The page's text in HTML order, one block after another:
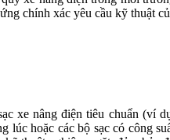
chính xác yêu cầu kỹ thuật
xe nâng điện tiêu chuẩn (ví
lúc hoặc các bộ sạc có công